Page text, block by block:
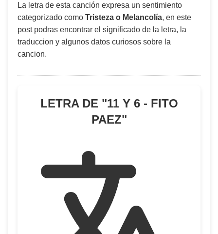
La letra de esta canción expresa un sentimiento
categorizado como Tristeza o Melancolía, en este
post podras encontrar el significado de la letra, la
traduccion y algunos datos curiosos sobre la
cancion.
LETRA DE "11 Y 6 - FITO
PAEZ"